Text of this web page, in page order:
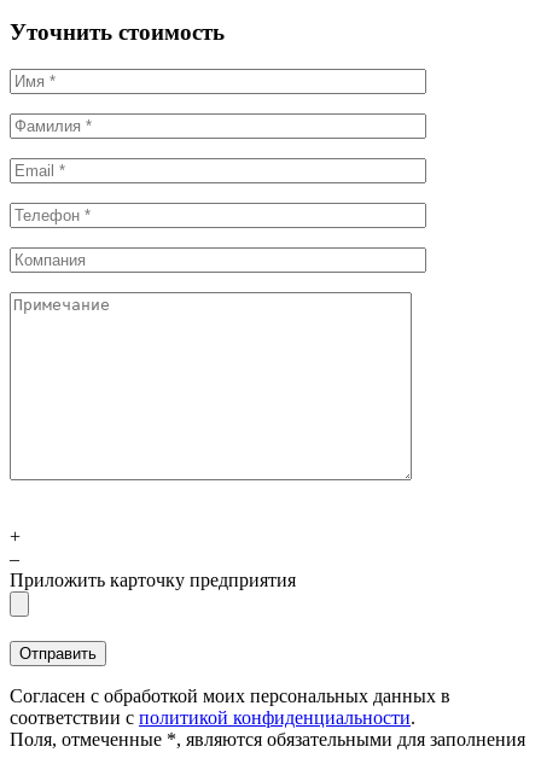
Уточнить стоимость
+
–
Приложить карточку предприятия
Согласен с обработкой моих персональных данных в
соответствии с политикой конфиденциальности.
Поля, отмеченные *, являются обязательными для заполнения